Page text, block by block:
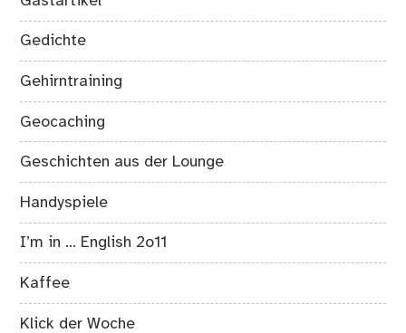
Gedichte
Gehirntraining
Geocaching
Geschichten aus der Lounge
Handyspiele
I’m in … English 2o11
Kaffee
Klick der Woche